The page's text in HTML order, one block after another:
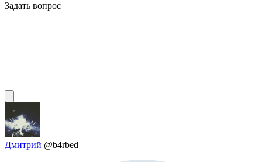
Задать вопрос
Дмитрий @b4rbed